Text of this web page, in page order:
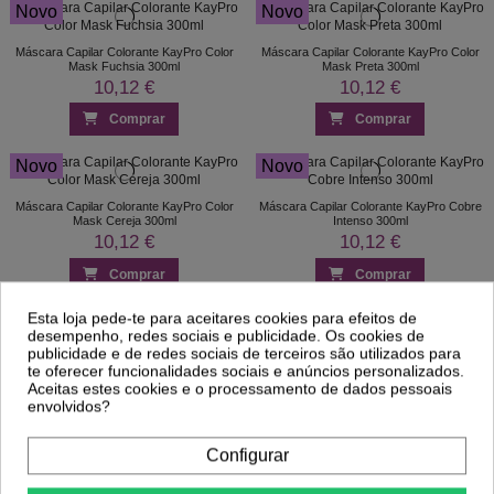
Novo
Máscara Capilar Colorante KayPro Color
Mask Fuchsia 300ml
10,12 €
Comprar
Novo
Máscara Capilar Colorante KayPro Color
Mask Preta 300ml
10,12 €
Comprar
Novo
Máscara Capilar Colorante KayPro Color
Mask Cereja 300ml
10,12 €
Comprar
Novo
Máscara Capilar Colorante KayPro Cobre
Intenso 300ml
10,12 €
Comprar
Máscara de Cor Ouro Nutritiva 300ml
KayPro
8,86 €
Esta loja pede-te para aceitares cookies para efeitos de
desempenho, redes sociais e publicidade. Os cookies de
publicidade e de redes sociais de terceiros são utilizados para
te oferecer funcionalidades sociais e anúncios personalizados.
Aceitas estes cookies e o processamento de dados pessoais
envolvidos?
Configurar